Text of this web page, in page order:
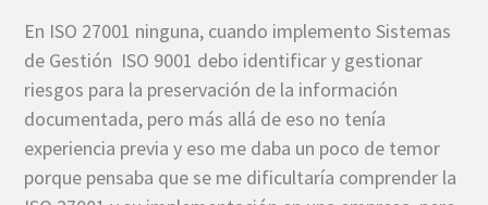
En ISO 27001 ninguna, cuando implemento Sistemas
de Gestión ISO 9001 debo identificar y gestionar
riesgos para la preservación de la información
documentada, pero más allá de eso no tenía
experiencia previa y eso me daba un poco de temor
porque pensaba que se me dificultaría comprender la